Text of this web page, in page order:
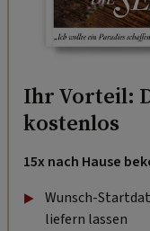
Ihr Vorteil:
kostenlos
15x nach Hause
Wunsch-
liefern lassen